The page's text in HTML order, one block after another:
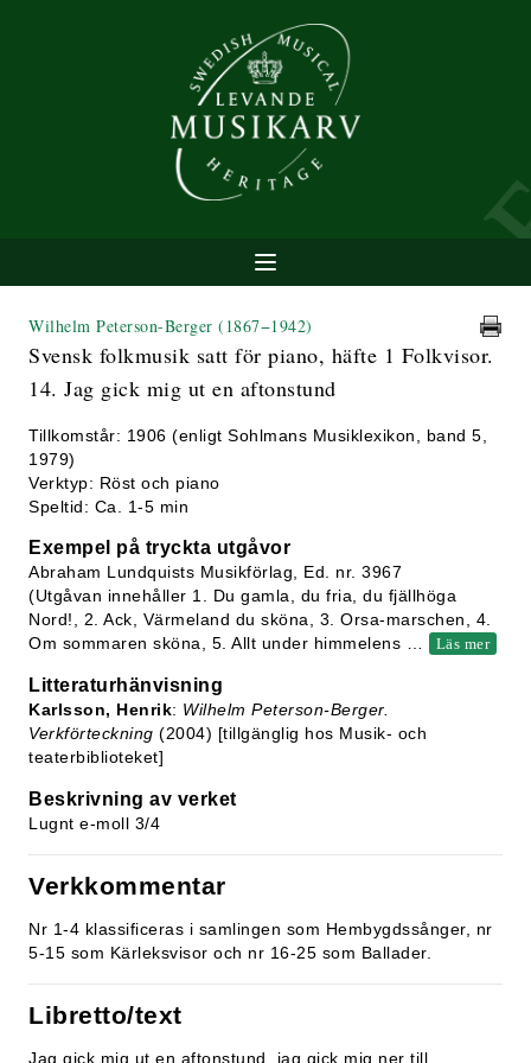
Wilhelm Peterson-Berger (1867−1942)
Svensk folkmusik satt för piano, häfte 1 Folkvisor.
14. Jag gick mig ut en aftonstund
Tillkomstår: 1906 (enligt Sohlmans Musiklexikon, band 5,
1979)
Verktyp: Röst och piano
Speltid: Ca. 1-5 min
Exempel på tryckta utgåvor
Abraham Lundquists Musikförlag, Ed. nr. 3967
(Utgåvan innehåller 1. Du gamla, du fria, du fjällhöga
Nord!, 2. Ack, Värmeland du sköna, 3. Orsa-marschen, 4.
Om sommaren sköna, 5. Allt under himmelens
Läs mer
Litteraturhänvisning
Karlsson, Henrik: Wilhelm Peterson-Berger.
Verkförteckning (2004) [tillgänglig hos Musik- och
teaterbiblioteket]
Beskrivning av verket
Lugnt e-moll 3/4
Verkkommentar
Nr 1-4 klassificeras i samlingen som Hembygdssånger, nr
5-15 som Kärleksvisor och nr 16-25 som Ballader.
Libretto/text
Jag gick mig ut en aftonstund, jag gick mig ner till